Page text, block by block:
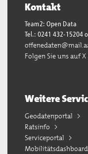
Kontakt
Team2: Open Data
Tel.: 0241 432-15204
Folgen Sie uns auf X
Weitere
Geodatenportal
Ratsinfo
Serviceportal
Mobilitätsdashboard